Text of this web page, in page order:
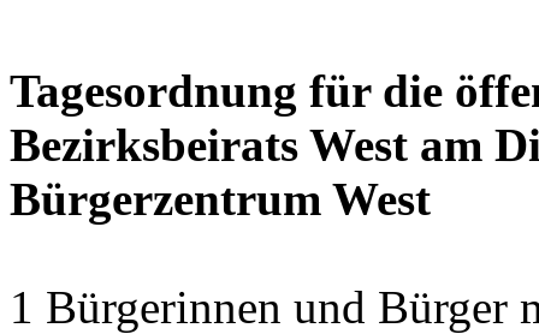
Tagesordnung für die
Bezirksbeirats West am
Bürgerzentrum West
1 Bürgerinnen und Bürger